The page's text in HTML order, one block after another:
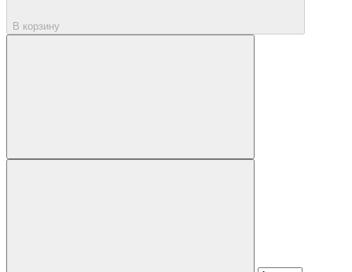
В корзину